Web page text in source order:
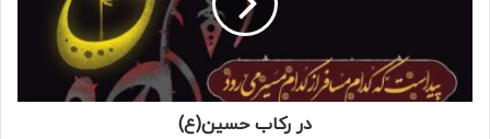
در رکاب حسین(ع)